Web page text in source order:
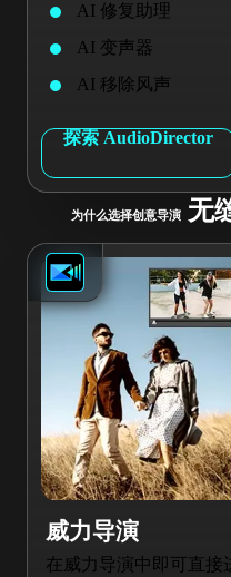
AI 修复助理
AI 变声器
AI 移除风声
探索 AudioDirector
为什么选择创意导演无
威力导演
在威力导演中即可直接